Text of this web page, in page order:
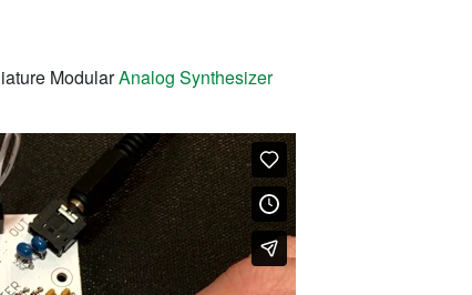
ModularAnalog Synthesizer